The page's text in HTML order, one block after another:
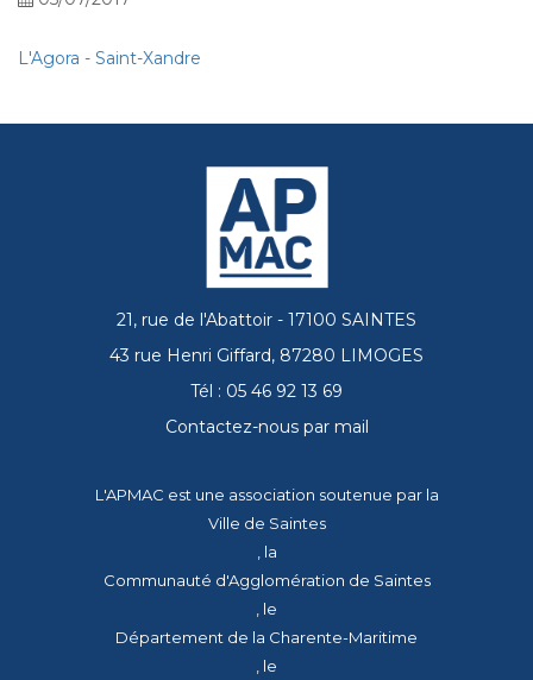
L'Agora - Saint-Xandre
21, rue de l'Abattoir - 17100 SAINTES
43 rue Henri Giffard, 87280 LIMOGES
Tél : 05 46 92 13 69
Contactez-nous par mail
L'APMAC est une association soutenue par la
Ville de Saintes
, la
Communauté d'Agglomération de Saintes
, le
Département de la Charente-Maritime
, le